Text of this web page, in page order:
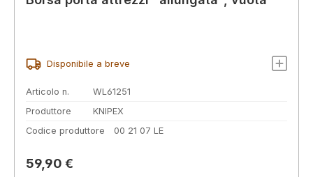
Disponibile a breve
Articolo n.
WL61251
Produttore
KNIPEX
Codice produttore
00 21 07 LE
Prezzo normale:
59,90 €